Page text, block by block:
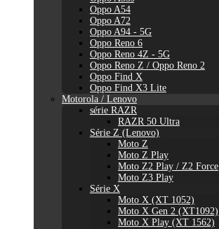
Oppo A54
Oppo A72
Oppo A94 - 5G
Oppo Reno 6
Oppo Reno 4Z - 5G
Oppo Reno Z / Oppo Reno 2
Oppo Find X
Oppo Find X3 Lite
Motorola / Lenovo
série RAZR
RAZR 50 Ultra
Série Z (Lenovo)
Moto Z
Moto Z Play
Moto Z2 Play / Z2 Force
Moto Z3 Play
Série X
Moto X (XT 1052)
Moto X Gen 2 (XT1092)
Moto X Play (XT 1562)